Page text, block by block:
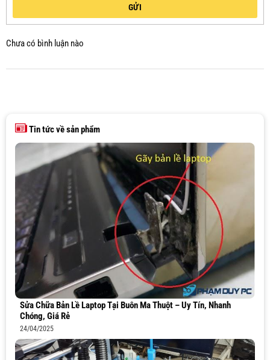
GỬI
Chưa có bình luận nào
Tin tức về sản phẩm
Sửa Chữa Bản Lề Laptop Tại Buôn Ma Thuột – Uy Tín, Nhanh
Chóng, Giá Rẻ
24/04/2025